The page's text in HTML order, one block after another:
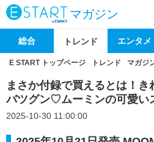
マガジン
総合 トレンド エンタメ
E START トップページ トレンド マガジ
まさか付録で買えるとは！
バツグン♡ムーミンの可愛い
2025-10-30 11:00:00